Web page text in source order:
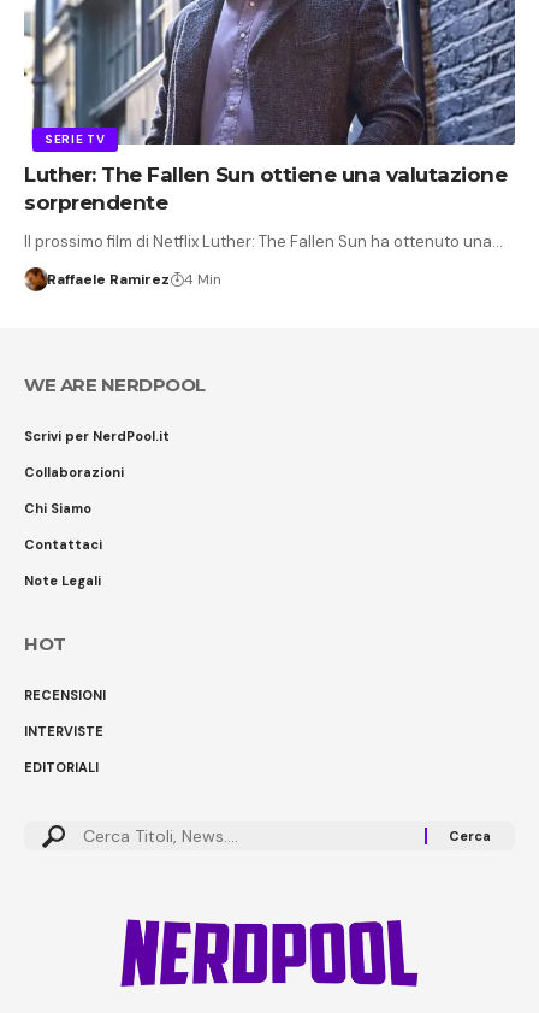
SERIE TV
Luther: The Fallen Sun ottiene una valutazione
sorprendente
Il prossimo film di Netflix Luther: The Fallen Sun ha ottenuto una…
Raffaele Ramirez 4 Min
WE ARE NERDPOOL
Scrivi per NerdPool.it
Collaborazioni
Chi Siamo
Contattaci
Note Legali
HOT
RECENSIONI
INTERVISTE
EDITORIALI
Cerca: